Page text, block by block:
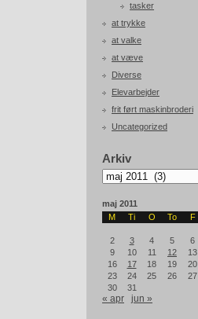
tasker
at trykke
at valke
at væve
Diverse
Elevarbejder
frit ført maskinbroderi
Uncategorized
Arkiv
Arkiv
maj 2011
M
Ti O To F
2
3 4 5 6
9
10 11 12 13
16
17 18 19 20
23
24 25 26 27
30
31
« apr jun »